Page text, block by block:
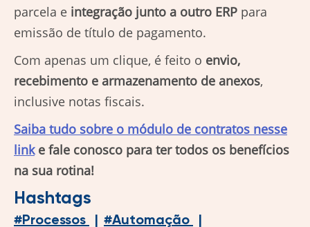
parcela e integração junto a outro ERP para
emissão de título de pagamento.
Com apenas um clique, é feito o envio,
recebimento e armazenamento de anexos,
inclusive notas fiscais.
Saiba tudo sobre o módulo de contratos nesse
linke fale conosco para ter todos os benefícios
na sua rotina!
Hashtags
#Processos | #Automação |